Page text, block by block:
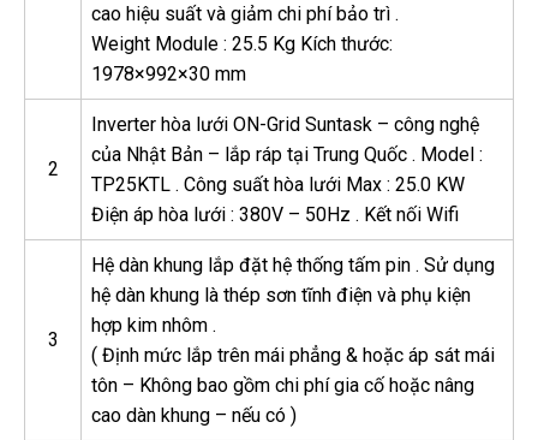
cao hiệu suất và giảm chi phí bảo trì .
Weight Module : 25.5 Kg Kích thước:
1978×992×30 mm
2
Inverter hòa lưới ON-Grid Suntask – công nghệ
của Nhật Bản – lắp ráp tại Trung Quốc . Model :
TP25KTL . Công suất hòa lưới Max : 25.0 KW
Điện áp hòa lưới : 380V – 50Hz . Kết nối Wifi
3
Hệ dàn khung lắp đặt hệ thống tấm pin . Sử dụng
hệ dàn khung là thép sơn tĩnh điện và phụ kiện
hợp kim nhôm .
( Định mức lắp trên mái phẳng & hoặc áp sát mái
tôn – Không bao gồm chi phí gia cố hoặc nâng
cao dàn khung – nếu có )